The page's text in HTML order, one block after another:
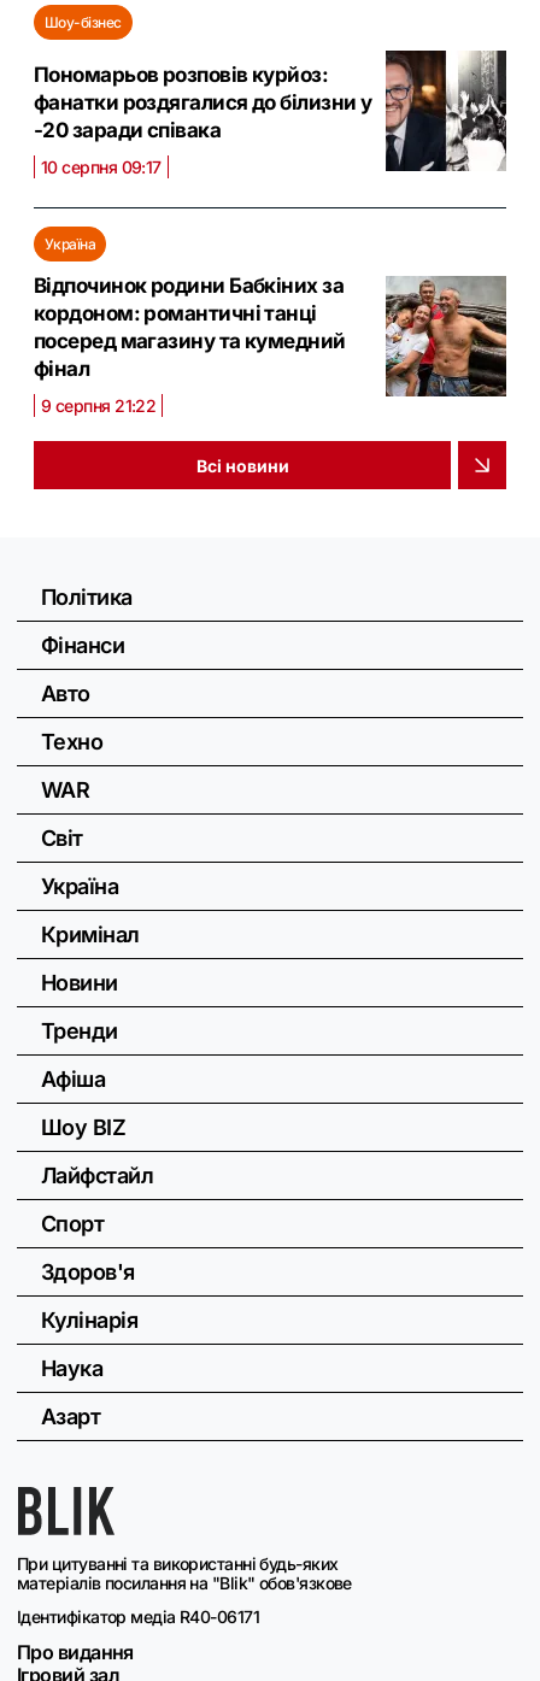
Шоу-бізнес
Пономарьов розповів курйоз:
фанатки роздягалися до білизни у
-20 заради співака
10 серпня 09:17
Україна
Відпочинок родини Бабкіних за
кордоном: романтичні танці
посеред магазину та кумедний
фінал
9 серпня 21:22
Всі новини
При цитуванні та використанні будь-яких
матеріалів посилання на "Blik" обов'язкове
Ідентифікатор медіа R40-06171
Про видання
Ігровий зал
Політика
Фінанси
Авто
Техно
WAR
Світ
Україна
Кримінал
Новини
Тренди
Афіша
Шоу BIZ
Лайфстайл
Спорт
Здоров'я
Кулінарія
Наука
Азарт